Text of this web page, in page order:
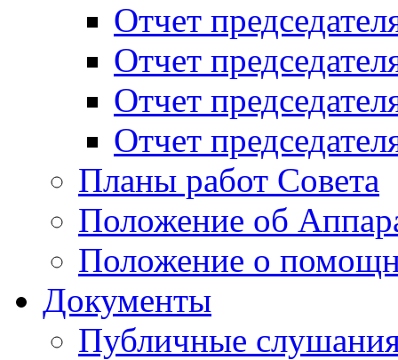
Отчет
Отчет
Отчет
Отчет
Планы работ Совета
Положение об
Положение о
Документы
Публичные